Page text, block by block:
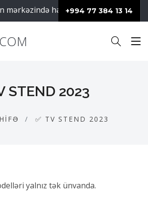
hər zaman müştərilərimiz
+994 77 384 13 14
STEND 2023
✅ TV STEND 2023
yalnız tək ünvanda.